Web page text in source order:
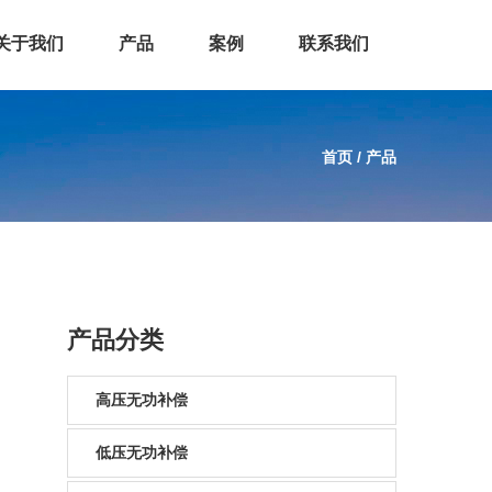
于我们 产品 案例 联系我们
首页 / 产品
产品分类
高压无功补偿
低压无功补偿